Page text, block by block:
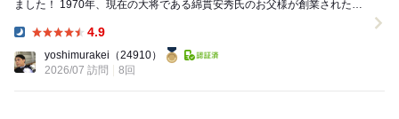
ました！ 1970年、現在の大将である綿貫安秀氏のお父様が創業された
4.9
yoshimurakei （24910）
2026/07 訪問
8回